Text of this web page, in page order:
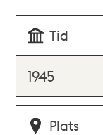
Tid
1945
Plats